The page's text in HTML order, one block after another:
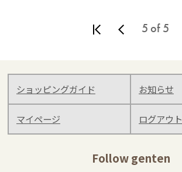
5 of 5
ショッピングガイド お知らせ
マイページ ログアウト
Follow genten